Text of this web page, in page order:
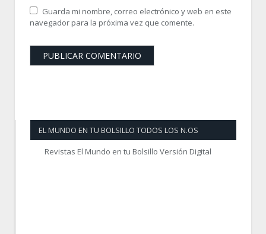
Guarda mi nombre, correo electrónico y web en este
navegador para la próxima vez que comente.
EL MUNDO EN TU BOLSILLO TODOS LOS N.OS
Revistas El Mundo en tu Bolsillo Versión Digital